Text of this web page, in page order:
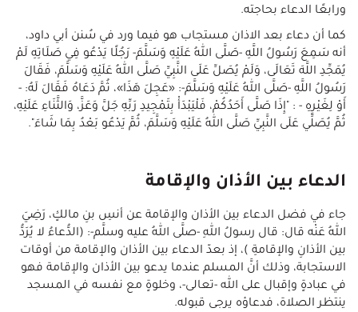
ورابعًا الدعاء بحاجته.
كما أن دعاء بعد الاذان مستجاب هو فيما ورد في سُنن أبي داود،
أنه سَمِعَ رَسُولُ اللَّهِ -صَلَّى اللهُ عَلَيْهِ وَسَلَّمَ- رَجُلًا يَدْعُو فِي صَلَاتِهِ لَمْ
يُمَجِّدِ اللَّهَ تَعَالَى، وَلَمْ يُصَلِّ عَلَى النَّبِيِّ صَلَّى اللهُ عَلَيْهِ وَسَلَّمَ، فَقَالَ
رَسُولُ اللَّهِ -صَلَّى اللهُ عَلَيْهِ وَسَلَّمَ-: «عَجِلَ هَذَا»، ثُمَّ دَعَاهُ فَقَالَ لَهُ: -
أَوْ لِغَيْرِهِ - : "إِذَا صَلَّى أَحَدُكُمْ، فَلْيَبْدَأْ بِتَمْجِيدِ رَبِّهِ جَلَّ وَعَزَّ، وَالثَّنَاءِ عَلَيْهِ،
ثُمَّ يُصَلِّي عَلَى النَّبِيِّ صَلَّى اللهُ عَلَيْهِ وَسَلَّمَ، ثُمَّ يَدْعُو بَعْدُ بِمَا شَاءَ".
الدعاء بين الأذان والإقامة
جاء في فضل الدعاء بين الأذان والإقامة عن أنسِ بنِ مالكٍ، رَضِيَ
اللهُ عَنْه قال: قال رسولُ اللهِ -صلَّى اللهُ عليه وسلَّم-: (الدُّعاءُ لا يُرَدُّ
بين الأذانِ والإقامةِ )، إذ بعدّ الدعاء بين الأذان والإقامة من أوقات
الاستجابة، وذلك أنَّ المسلم عندما يدعو بين الأذان والإقامة فهو
في عبادةٍ وإقبال على الله -تعالى-، وخلوةٍ مع نفسه في المسجد
ينتظر الصلاة، فدعاؤه يرجى قبوله.